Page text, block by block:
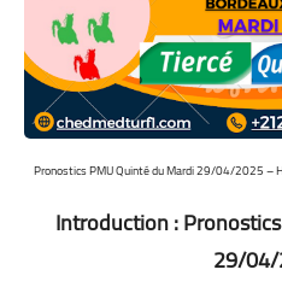
Pronostics PMU Quinté du Mardi 29/04/2025 –
Introduction :
29/